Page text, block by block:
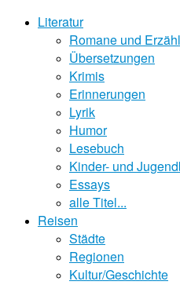
Literatur
Romane und
Übersetzungen
Krimis
Erinnerungen
Lyrik
Humor
Lesebuch
Kinder- und
Essays
alle Titel...
Reisen
Städte
Regionen
Kultur/Geschichte